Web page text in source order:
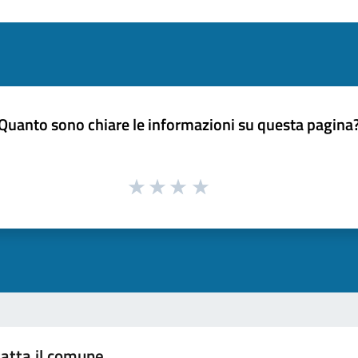
sono chiare le informazioni su questa